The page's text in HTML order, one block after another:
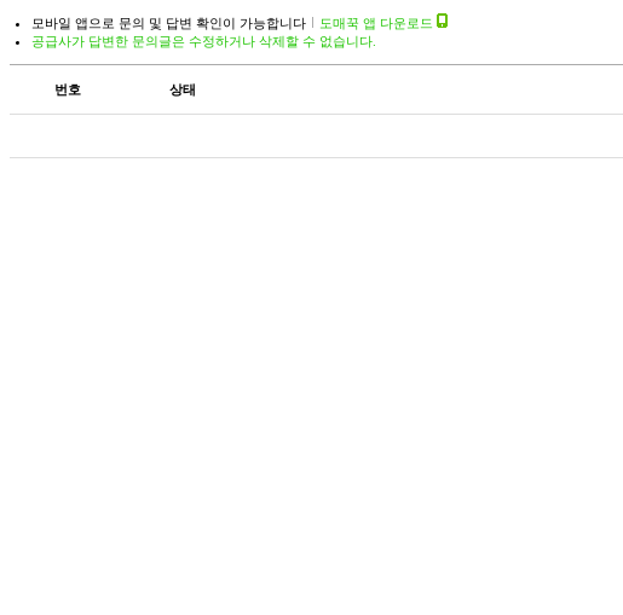
모바일 앱으로 문의 및 답변 확인이 가능합니다
도매꾹 앱 다운로드
공급사가 답변한 문의글은 수정하거나 삭제할 수 없습니다.
번호 상태